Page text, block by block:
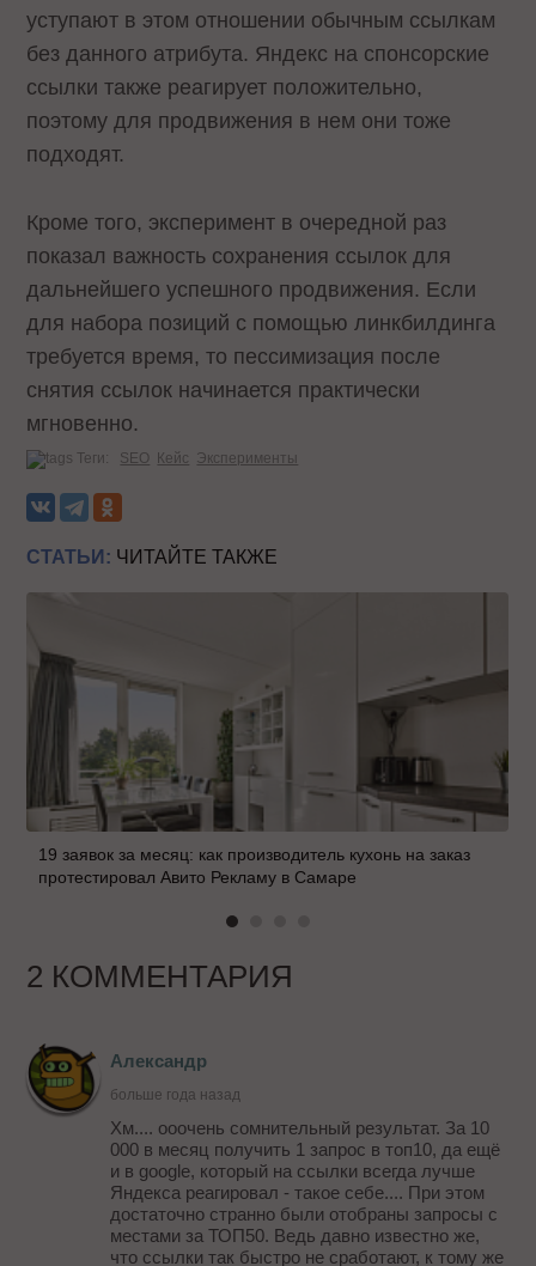
уступают в этом отношении обычным ссылкам
без данного атрибута. Яндекс на спонсорские
ссылки также реагирует положительно,
поэтому для продвижения в нем они тоже
подходят.
Кроме того, эксперимент в очередной раз
показал важность сохранения ссылок для
дальнейшего успешного продвижения. Если
для набора позиций с помощью линкбилдинга
требуется время, то пессимизация после
снятия ссылок начинается практически
мгновенно.
Теги: SEO Кейс Эксперименты
СТАТЬИ: ЧИТАЙТЕ ТАКЖЕ
19 заявок за месяц: как производитель кухонь на заказ
протестировал Авито Рекламу в Самаре
2 КОММЕНТАРИЯ
Александр
больше года назад
Хм.... ооочень сомнительный результат. За 10
000 в месяц получить 1 запрос в топ10, да ещё
и в google, который на ссылки всегда лучше
Яндекса реагировал - такое себе.... При этом
достаточно странно были отобраны запросы с
местами за ТОП50. Ведь давно известно же,
что ссылки так быстро не сработают, к тому же